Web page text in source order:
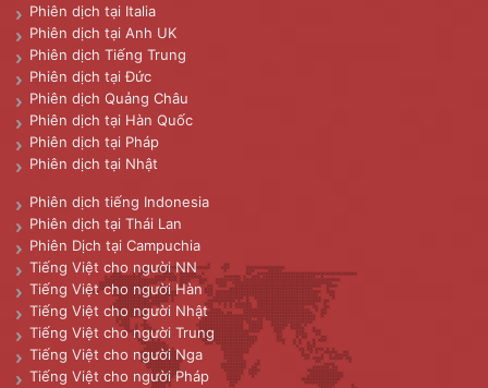
Phiên dịch tại Italia
Phiên dịch tại Anh UK
Phiên dịch Tiếng Trung
Phiên dịch tại Đức
Phiên dịch Quảng Châu
Phiên dịch tại Hàn Quốc
Phiên dịch tại Pháp
Phiên dịch tại Nhật
Phiên dịch tiếng Indonesia
Phiên dịch tại Thái Lan
Phiên Dịch tại Campuchia
Tiếng Việt cho người NN
Tiếng Việt cho người Hàn
Tiếng Việt cho người Nhật
Tiếng Việt cho người Trung
Tiếng Việt cho người Nga
Tiếng Việt cho người Pháp